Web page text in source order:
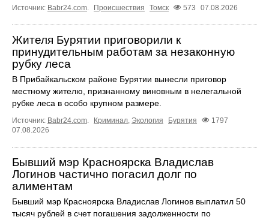
Источник: Babr24.com. Происшествия Томск 573 07.08.2026
Жителя Бурятии приговорили к
принудительным работам за незаконную
рубку леса
В Прибайкальском районе Бурятии вынесли приговор
местному жителю, признанному виновным в нелегальной
рубке леса в особо крупном размере.
Источник: Babr24.com. Криминал, Экология Бурятия
1797
07.08.2026
Бывший мэр Красноярска Владислав
Логинов частично погасил долг по
алиментам
Бывший мэр Красноярска Владислав Логинов выплатил 50
тысяч рублей в счет погашения задолженности по